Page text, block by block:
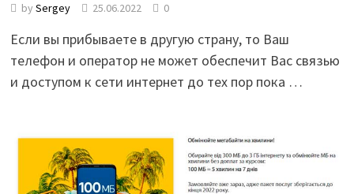
by Sergey 25.06.2022 0
Если вы прибываете в другую страну, то Ваш
телефон и оператор не может обеспечит Вас связью
и доступом к сети интернет до тех пор пока …